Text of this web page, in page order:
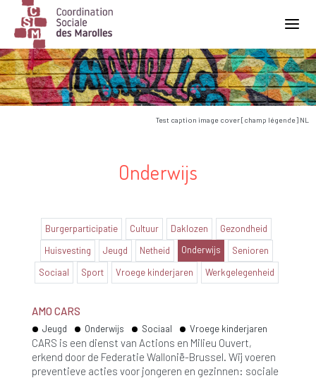
Main Navigation
Test caption image cover [champ légende] NL
Onderwijs
Burgerparticipatie Cultuur Daklozen
Gezondheid
Huisvesting
Jeugd Netheid Onderwijs
Senioren
Sociaal
Sport Vroege kinderjaren Werkgelegenheid
AMO CARS
Jeugd Onderwijs Sociaal Vroege kinderjaren
CARS is een dienst van Actions en Milieu Ouvert,
erkend door de Federatie Wallonië-Brussel. Wij voeren
preventieve acties voor jongeren en gezinnen: sociale